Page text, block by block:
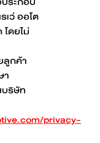
ว่ ออโต
โดยไม่
ลูกค้า
า
ริษัท
privacy-